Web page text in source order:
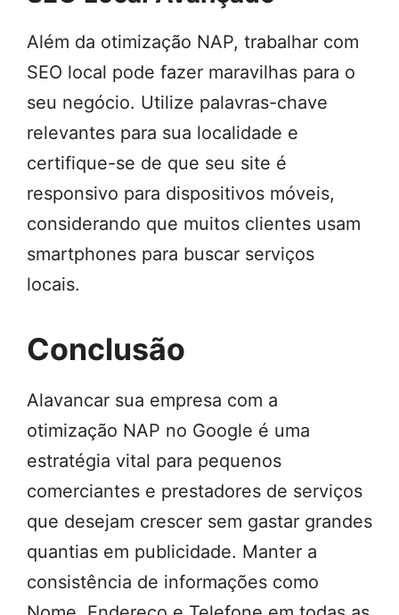
Além da otimização NAP, trabalhar com
SEO local pode fazer maravilhas para o
seu negócio. Utilize palavras-chave
relevantes para sua localidade e
certifique-se de que seu site é
responsivo para dispositivos móveis,
considerando que muitos clientes usam
smartphones para buscar serviços
locais.
Conclusão
Alavancar sua empresa com a
otimização NAP no Google é uma
estratégia vital para pequenos
comerciantes e prestadores de serviços
que desejam crescer sem gastar grandes
quantias em publicidade. Manter a
consistência de informações como